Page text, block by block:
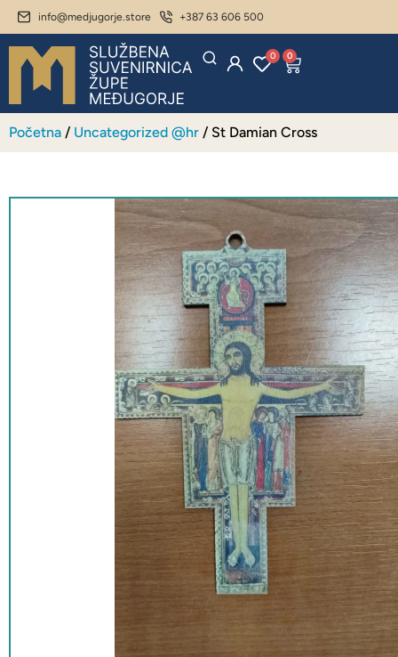
info@medjugorje.store +387 63 606 500
0 0
Početna / Uncategorized @hr / St Damian Cross